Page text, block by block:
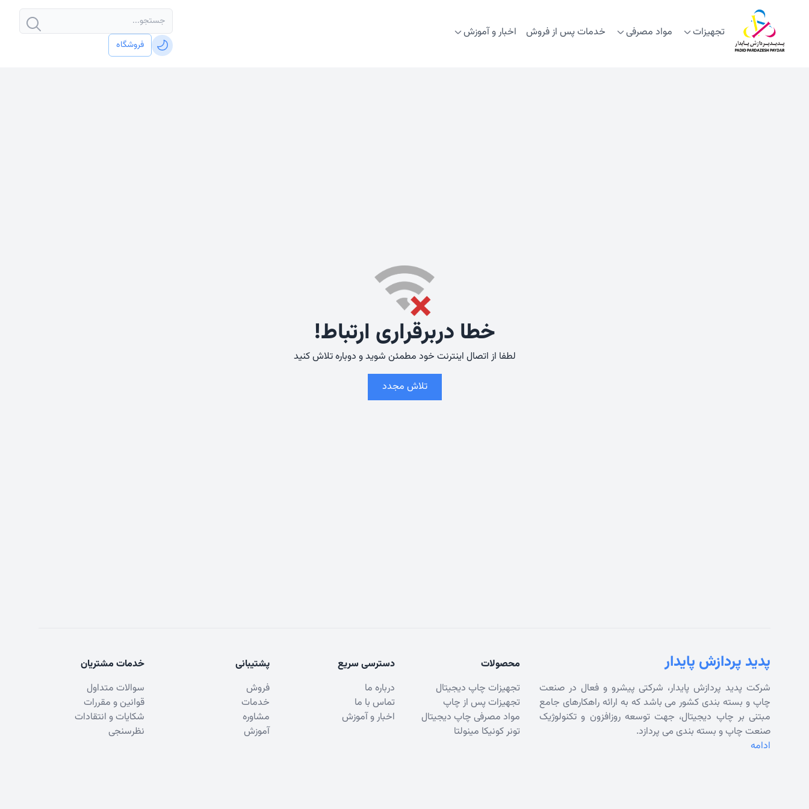
تجهیزات مواد مصرفی خدمات پس از فروش اخبار و آموزش
فروشگاه
خطا دربرقراری ارتباط!
لطفا از اتصال اینترنت خود مطمئن شوید و دوباره تلاش کنید
تلاش مجدد
پدید پردازش پایدار
شرکت پدید پردازش پایدار، شرکتی پیشرو و فعال در صنعت
چاپ و بسته بندی کشور می باشد که به ارائه راهکارهای جامع
مبتنی بر چاپ دیجیتال، جهت توسعه روزافزون و تکنولوژیک
صنعت چاپ و بسته بندی می پردازد.
ادامه
محصولات
تجهیزات چاپ دیجیتال
تجهیزات پس از چاپ
مواد مصرفی چاپ دیجیتال
تونر کونیکا مینولتا
دسترسی سریع
درباره ما
تماس با ما
اخبار و آموزش
پشتیبانی
فروش
خدمات
مشاوره
آموزش
خدمات مشتریان
سوالات متداول
قوانین و مقررات
شکایات و انتقادات
نظرسنجی